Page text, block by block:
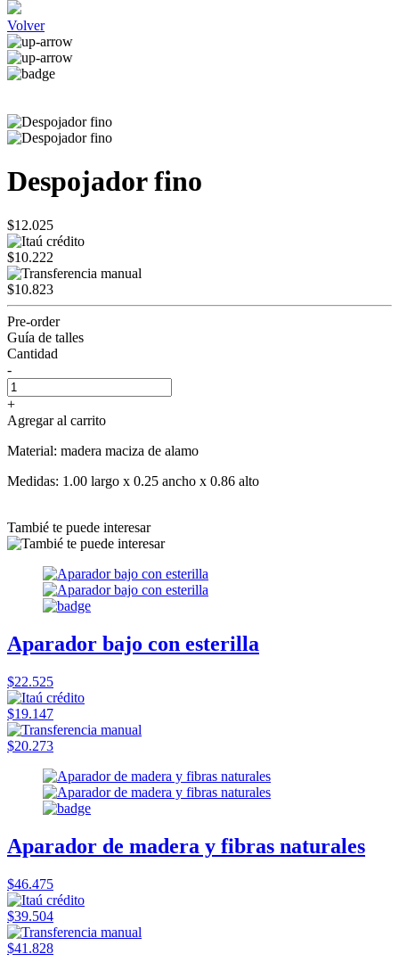
Volver
Despojador fino
$12.025
$10.222
$10.823
Pre-order
Guía de talles
Cantidad
-
+
Agregar al carrito
Material: madera maciza de alamo
Medidas: 1.00 largo x 0.25 ancho x 0.86 alto
Tambié te puede interesar
Aparador bajo con esterilla
$22.525
$19.147
$20.273
Aparador de madera y fibras naturales
$46.475
$39.504
$41.828